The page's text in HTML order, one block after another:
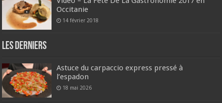
Occitanie
14 février 2018
Les derniers
Astuce du carpaccio express pressé à
l’espadon
18 mai 2026